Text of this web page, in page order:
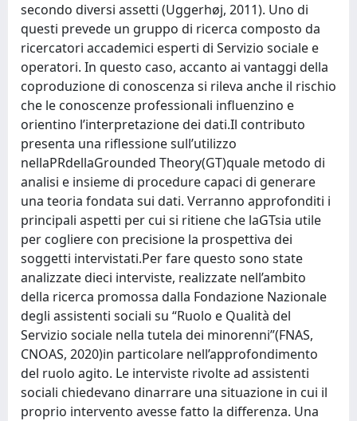
secondo diversi assetti (Uggerhøj, 2011). Uno di
questi prevede un gruppo di ricerca composto da
ricercatori accademici esperti di Servizio sociale e
operatori. In questo caso, accanto ai vantaggi della
coproduzione di conoscenza si rileva anche il rischio
che le conoscenze professionali influenzino e
orientino l’interpretazione dei dati.Il contributo
presenta una riflessione sull’utilizzo
nellaPRdellaGrounded Theory(GT)quale metodo di
analisi e insieme di procedure capaci di generare
una teoria fondata sui dati. Verranno approfonditi i
principali aspetti per cui si ritiene che laGTsia utile
per cogliere con precisione la prospettiva dei
soggetti intervistati.Per fare questo sono state
analizzate dieci interviste, realizzate nell’ambito
della ricerca promossa dalla Fondazione Nazionale
degli assistenti sociali su “Ruolo e Qualità del
Servizio sociale nella tutela dei minorenni”(FNAS,
CNOAS, 2020)in particolare nell’approfondimento
del ruolo agito. Le interviste rivolte ad assistenti
sociali chiedevano dinarrare una situazione in cui il
proprio intervento avesse fatto la differenza. Una